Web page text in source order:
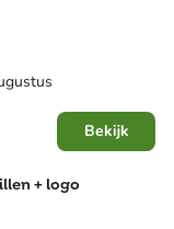
Bekijk
+ logo